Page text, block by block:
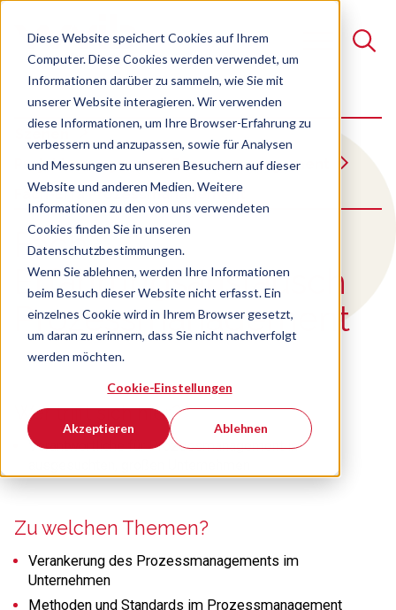
Diese Website speichert Cookies auf Ihrem
Computer. Diese Cookies werden verwendet, um
Informationen darüber zu sammeln, wie Sie mit
unserer Website interagieren. Wir verwenden
diese Informationen, um Ihre Browser-Erfahrung zu
verbessern und anzupassen, sowie für Analysen
und Messungen zu unseren Besuchern auf dieser
Website und anderen Medien. Weitere
Informationen zu den von uns verwendeten
Cookies finden Sie in unseren
Datenschutzbestimmungen.
Wenn Sie ablehnen, werden Ihre Informationen
beim Besuch dieser Website nicht erfasst. Ein
einzelnes Cookie wird in Ihrem Browser gesetzt,
um daran zu erinnern, dass Sie nicht nachverfolgt
werden möchten.
Cookie-Einstellungen
Akzeptieren Ablehnen
Suche
Es gibt keine Vorschläge, da das Suchfeld leer ist.
Projektmanagement, Prozessmanagement
Fach-Erfa Prozessmanagement
Fach-
Erfahrungsaustausch
Prozessmanagement
Wer trifft sich hier?
Verantwortliche für Prozessmanagement in
Zu welchen Themen?
Verankerung des Prozessmanagements im
Unternehmen
Methoden und Standards im Prozessmanagement